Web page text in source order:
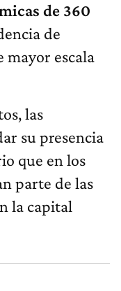
de 360
de
mayor escala
las
su presencia
que en los
parte de las
la capital